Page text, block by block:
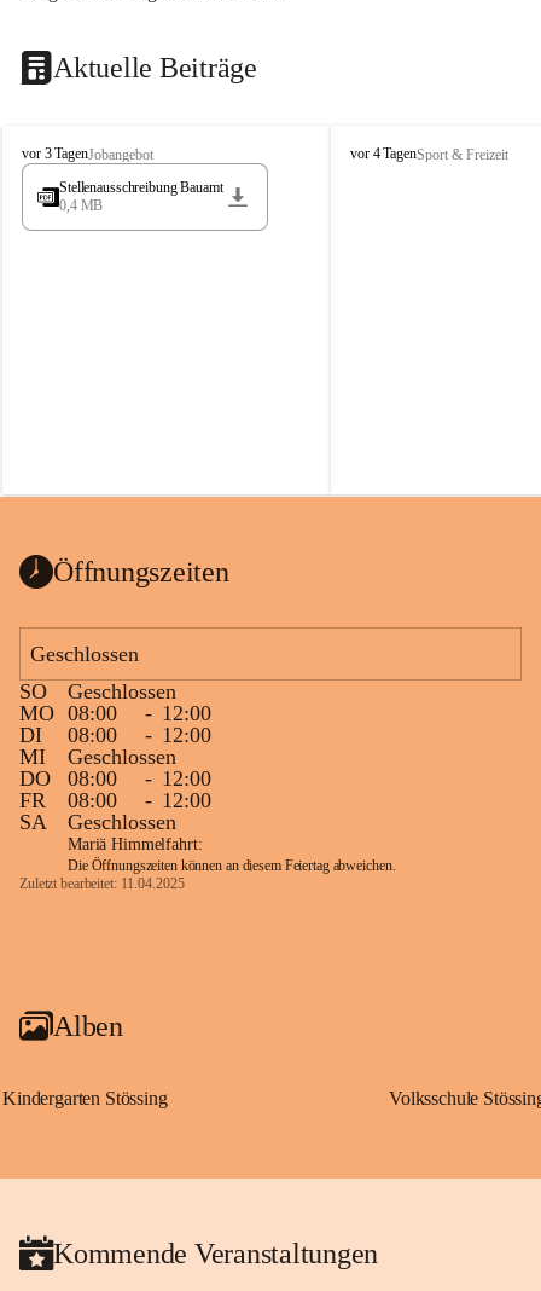
Aktuelle Beiträge
S
t
s
vor 3 TagenJobangebot
Stellenausschreibung Bauamt
0,4 MB
S
vor 4 TagenSport & Freizeit
Öffnungszeiten
Geschlossen
SO
Geschlossen
MO 08:00 - 12:00
DI
08:00 - 12:00
MI
Geschlossen
DO
08:00 - 12:00
FR
08:00 - 12:00
SA
Geschlossen
Mariä Himmelfahrt:
Die Öffnungszeiten können an diesem Feiertag abweichen.
Zuletzt bearbeitet: 11.04.2025
Alben
Kindergarten Stössing Volksschule
Kommende Veranstaltungen